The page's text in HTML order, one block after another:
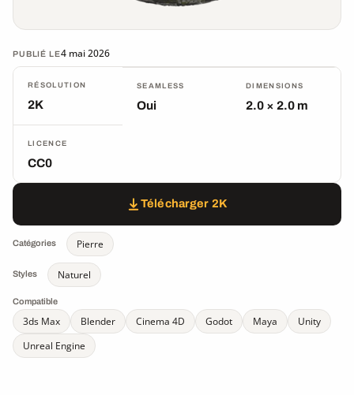
PUBLIÉ LE4 mai 2026
RÉSOLUTION
2K
SEAMLESS
Oui
DIMENSIONS
2.0 × 2.0 m
LICENCE
CC0
Télécharger 2K
Catégories Pierre
Styles Naturel
Compatible
3ds Max Blender Cinema 4D Godot Maya
Unity
Unreal Engine